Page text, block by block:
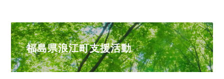
福島県浪江町支援活動